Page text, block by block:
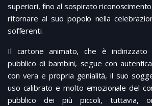
superiori, fino al sospirato
ritornare al suo popolo nella
sofferenti.
Il cartone animato, che è
pubblico di bambini, segue con
con vera e propria genialità, il suo
uso calibrato e molto emozionale del
pubblico dei più piccoli, tuttavia,